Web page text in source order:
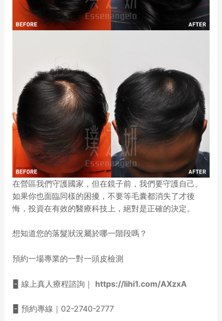
在營區我們守護國家，但在鏡子前，我們要守護自己。
如果你也面臨同樣的困擾，不要等毛囊都消失了才後
悔，投資在有效的醫療科技上，絕對是正確的決定。
想知道您的落髮狀況屬於哪一階段嗎？
預約一場專業的一對一頭皮檢測
🁢 線上真人療程諮詢｜ https://lihi1.com/AXzxA
🁢 預約專線｜02-2740-2777